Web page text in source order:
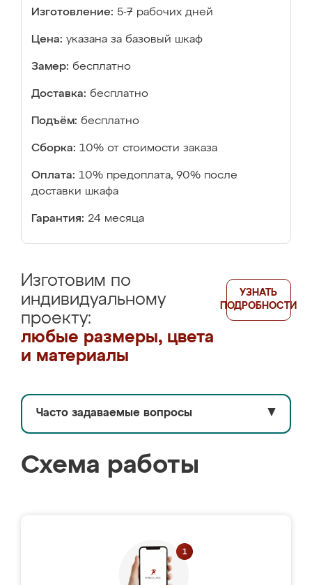
Изготовление: 5-7 рабочих дней
Цена: указана за базовый шкаф
Замер: бесплатно
Доставка: бесплатно
Подъём: бесплатно
Сборка: 10% от стоимости заказа
Оплата: 10% предоплата, 90% после
доставки шкафа
Гарантия: 24 месяца
Изготовим по
индивидуальному
проекту:
любые размеры, цвета
и материалы
УЗНАТЬ
ПОДРОБНОСТИ
Часто задаваемые вопросы ▼
Схема работы